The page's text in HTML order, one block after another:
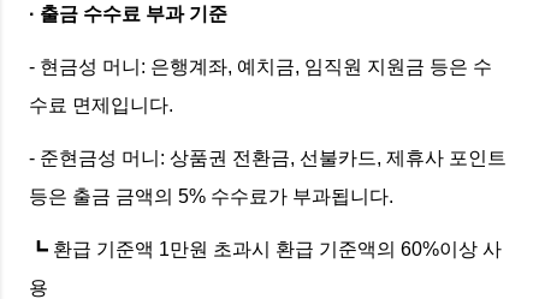
· 출금 수수료 부과 기준
- 현금성 머니: 은행계좌, 예치금, 임직원 지원금 등은 수
수료 면제입니다.
- 준현금성 머니: 상품권 전환금, 선불카드, 제휴사 포인트
등은 출금 금액의 5% 수수료가 부과됩니다.
┗ 환급 기준액 1만원 초과시 환급 기준액의 60%이상 사
용